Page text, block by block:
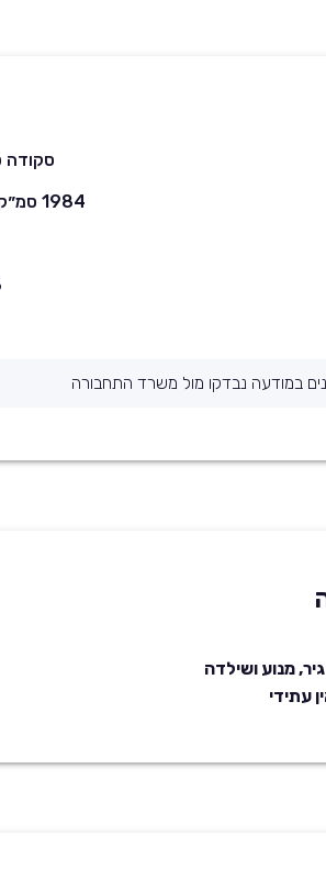
סקודה
1984 סמ״ק בנזין
במודעה נבדקו מול משרד התחבורה
מנוע ושילדה
עתידי